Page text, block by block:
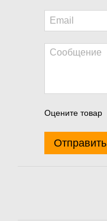
Оцените товар
Отправить